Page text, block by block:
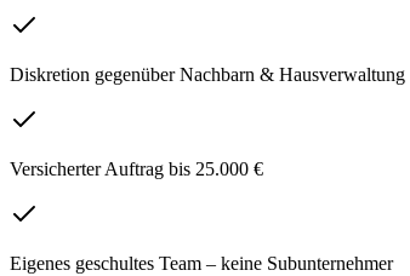
Diskretion gegenüber Nachbarn & Hausverwaltung
Versicherter Auftrag bis 25.000 €
Eigenes geschultes Team – keine Subunternehmer